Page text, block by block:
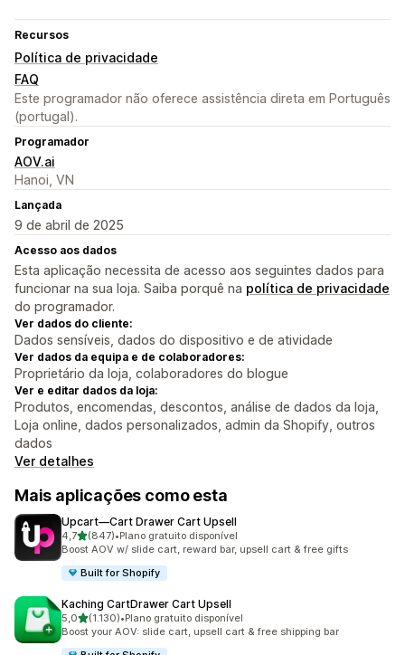
Recursos
Política de privacidade
FAQ
Este programador não oferece assistência direta em Português
(portugal).
Programador
AOV.ai
Hanoi, VN
Lançada
9 de abril de 2025
Acesso aos dados
Esta aplicação necessita de acesso aos seguintes dados para
funcionar na sua loja. Saiba porquê na política de privacidade
do programador.
Ver dados do cliente:
Dados sensíveis, dados do dispositivo e de atividade
Ver dados da equipa e de colaboradores:
Proprietário da loja, colaboradores do blogue
Ver e editar dados da loja:
Produtos, encomendas, descontos, análise de dados da loja,
Loja online, dados personalizados, admin da Shopify, outros
dados
Ver detalhes
Mais aplicações como esta
Upcart—Cart Drawer Cart Upsell
4,7de 5 estrelas
(847)
847 total de avaliações
•Plano gratuito disponível
Boost AOV w/ slide cart, reward bar, upsell cart & free gifts
Built for Shopify
Kaching CartDrawer Cart Upsell
5,0de 5 estrelas
(1.130)
1130 total de avaliações
•Plano gratuito disponível
Boost your AOV: slide cart, upsell cart & free shipping bar